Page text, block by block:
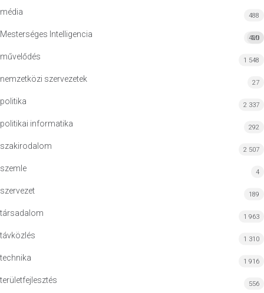
média 488
Mesterséges Intelligencia MI
420
művelődés 1 548
nemzetközi szervezetek 27
politika 2 337
politikai informatika 292
szakirodalom 2 507
szemle 4
szervezet 189
társadalom 1 963
távközlés 1 310
technika 1 916
területfejlesztés 556